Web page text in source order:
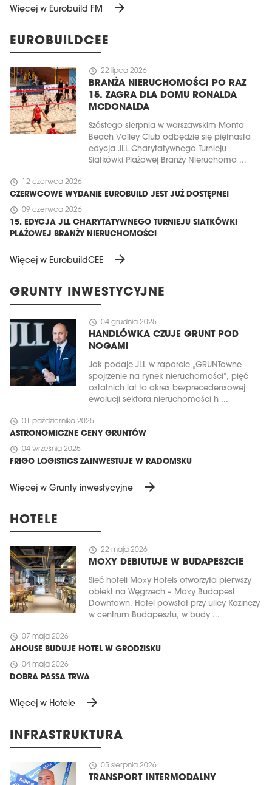
Więcej w Eurobuild FM arrow_forward
EUROBUILDCEE
schedule 22 lipca 2026
BRANŻA NIERUCHOMOŚCI PO RAZ
15. ZAGRA DLA DOMU RONALDA
MCDONALDA
Szóstego sierpnia w warszawskim Monta
Beach Volley Club odbędzie się piętnasta
edycja JLL Charytatywnego Turnieju
Siatkówki Plażowej Branży Nieruchomo ...
schedule 12 czerwca 2026
CZERWCOWE WYDANIE EUROBUILD JEST JUŻ DOSTĘPNE!
schedule 09 czerwca 2026
15. EDYCJA JLL CHARYTATYWNEGO TURNIEJU SIATKÓWKI
PLAŻOWEJ BRANŻY NIERUCHOMOŚCI
Więcej w EurobuildCEE arrow_forward
GRUNTY INWESTYCYJNE
schedule 04 grudnia 2025
HANDLÓWKA CZUJE GRUNT POD
NOGAMI
Jak podaje JLL w raporcie „GRUNTowne
spojrzenie na rynek nieruchomości”, pięć
ostatnich lat to okres bezprecedensowej
ewolucji sektora nieruchomości h ...
schedule 01 października 2025
ASTRONOMICZNE CENY GRUNTÓW
schedule 04 września 2025
FRIGO LOGISTICS ZAINWESTUJE W RADOMSKU
Więcej w Grunty inwestycyjne arrow_forward
HOTELE
schedule 22 maja 2026
MOXY DEBIUTUJE W BUDAPESZCIE
Sieć hoteli Moxy Hotels otworzyła pierwszy
obiekt na Węgrzech – Moxy Budapest
Downtown. Hotel powstał przy ulicy Kazinczy
w centrum Budapesztu, w budy ...
schedule 07 maja 2026
AHOUSE BUDUJE HOTEL W GRODZISKU
schedule 04 maja 2026
DOBRA PASSA TRWA
Więcej w Hotele arrow_forward
INFRASTRUKTURA
schedule 05 sierpnia 2026
TRANSPORT INTERMODALNY